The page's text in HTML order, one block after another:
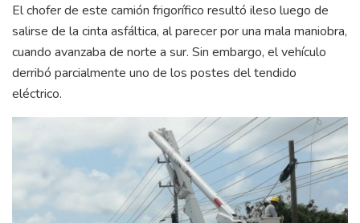
El chofer de este camión frigorífico resultó ileso luego de
salirse de la cinta asfáltica, al parecer por una mala maniobra,
cuando avanzaba de norte a sur. Sin embargo, el vehículo
derribó parcialmente uno de los postes del tendido
eléctrico.